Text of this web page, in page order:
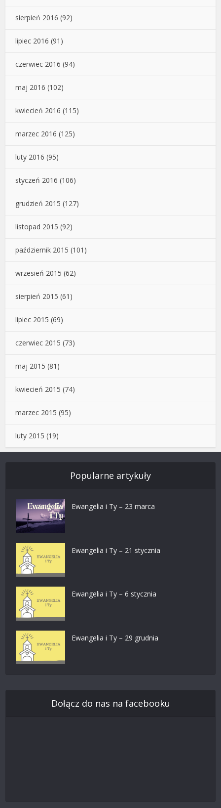
sierpień 2016 (92)
lipiec 2016 (91)
czerwiec 2016 (94)
maj 2016 (102)
kwiecień 2016 (115)
marzec 2016 (125)
luty 2016 (95)
styczeń 2016 (106)
grudzień 2015 (127)
listopad 2015 (92)
październik 2015 (101)
wrzesień 2015 (62)
sierpień 2015 (61)
lipiec 2015 (69)
czerwiec 2015 (73)
maj 2015 (81)
kwiecień 2015 (74)
marzec 2015 (95)
luty 2015 (19)
Popularne artykuły
Ewangelia i Ty – 23 marca
Ewangelia i Ty – 21 stycznia
Ewangelia i Ty – 6 stycznia
Ewangelia i Ty – 29 grudnia
Dołącz do nas na facebooku